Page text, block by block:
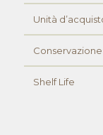
Unità
Conservazione
Shelf Life